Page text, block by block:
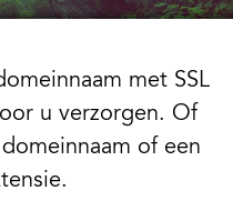
met SSL
u verzorgen. Of
of een